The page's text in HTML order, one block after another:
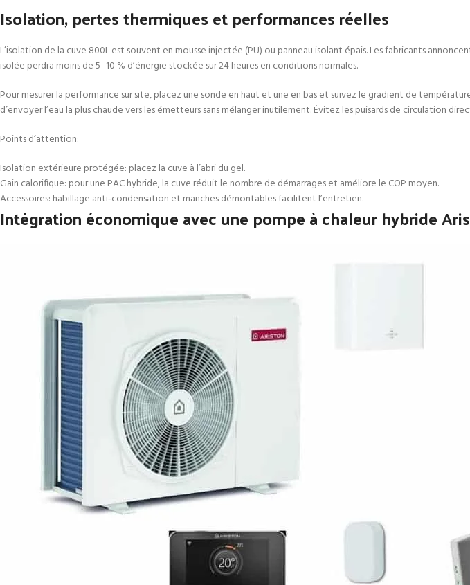
Isolation, pertes thermiques et performances réelles
L’isolation de la cuve 800L est souvent en mousse injectée (PU) ou panneau isolant épais. Les fabricants
isolée perdra moins de 5–10 % d’énergie stockée sur 24 heures en conditions normales.
Pour mesurer la performance sur site, placez une sonde en haut et une en bas et suivez le gradient de
d’envoyer l’eau la plus chaude vers les émetteurs sans mélanger inutilement. Évitez les puisards de circulation
Points d’attention:
Isolation extérieure protégée: placez la cuve à l’abri du gel.
Gain calorifique: pour une PAC hybride, la cuve réduit le nombre de démarrages et améliore le COP moyen.
Accessoires: habillage anti‑condensation et manches démontables facilitent l’entretien.
Intégration économique avec une pompe à chaleur hybride